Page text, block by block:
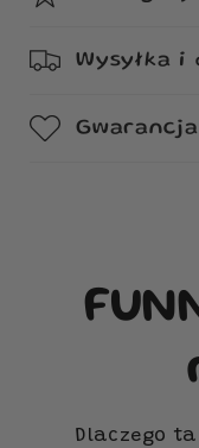
Wysyłka i
Dlaczego